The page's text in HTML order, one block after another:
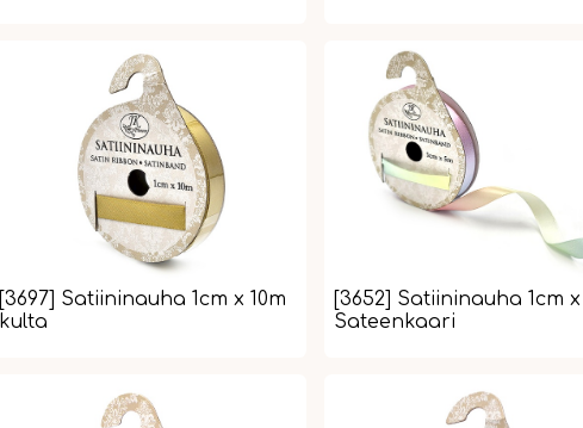
[3697] Satiininauha 1cm x 10m
kulta
[3652] Satiininauha 1cm
Sateenkaari